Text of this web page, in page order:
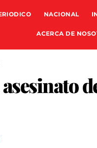
NACIONAL
ACERCA DE